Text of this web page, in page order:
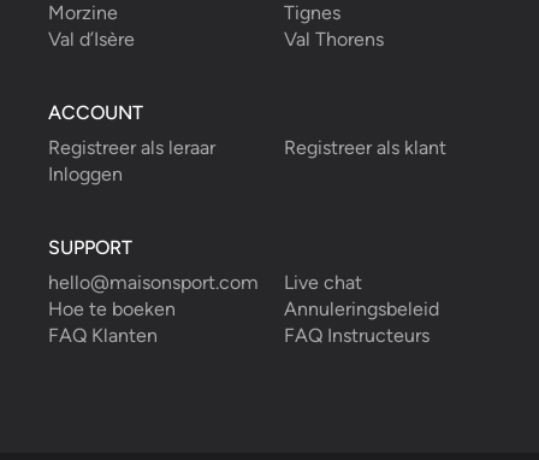
Morzine
Tignes
Val d’Isère
Val Thorens
ACCOUNT
Registreer als leraar
Registreer als klant
Inloggen
SUPPORT
hello@maisonsport.com
Live chat
Hoe te boeken
Annuleringsbeleid
FAQ Klanten
FAQ Instructeurs